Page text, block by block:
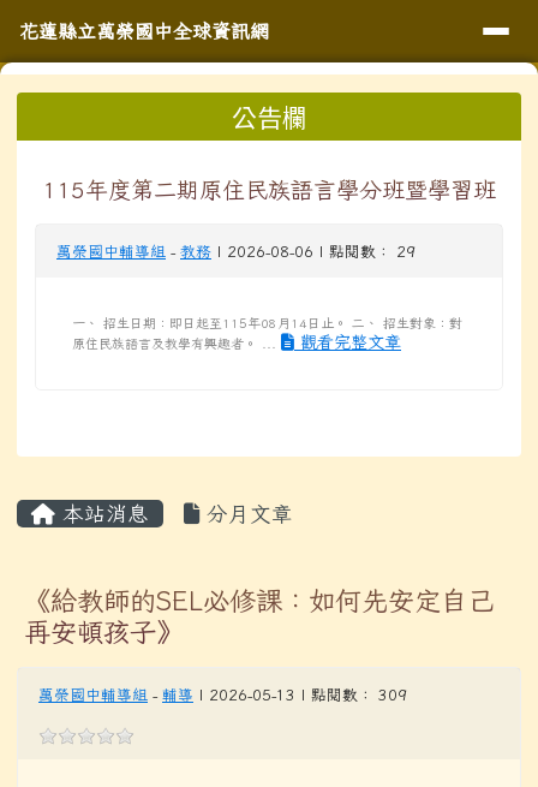
花蓮縣立萬榮國中全球資訊網
導覽列
花蓮縣立萬榮國中全球資訊網
公告欄
115年度第二期原住民族語言學分班暨學習班
萬榮國中輔導組 - 教務 | 2026-08-06 | 點閱數： 29
一、 招生日期：即日起至115年08月14日止。 二、 招生對象：對
原住民族語言及教學有興趣者。 ...
觀看完整文章
本站消息 分月文章
《給教師的SEL必修課：如何先安定自己
再安頓孩子》
萬榮國中輔導組 - 輔導 | 2026-05-13 | 點閱數： 309
頁尾區域